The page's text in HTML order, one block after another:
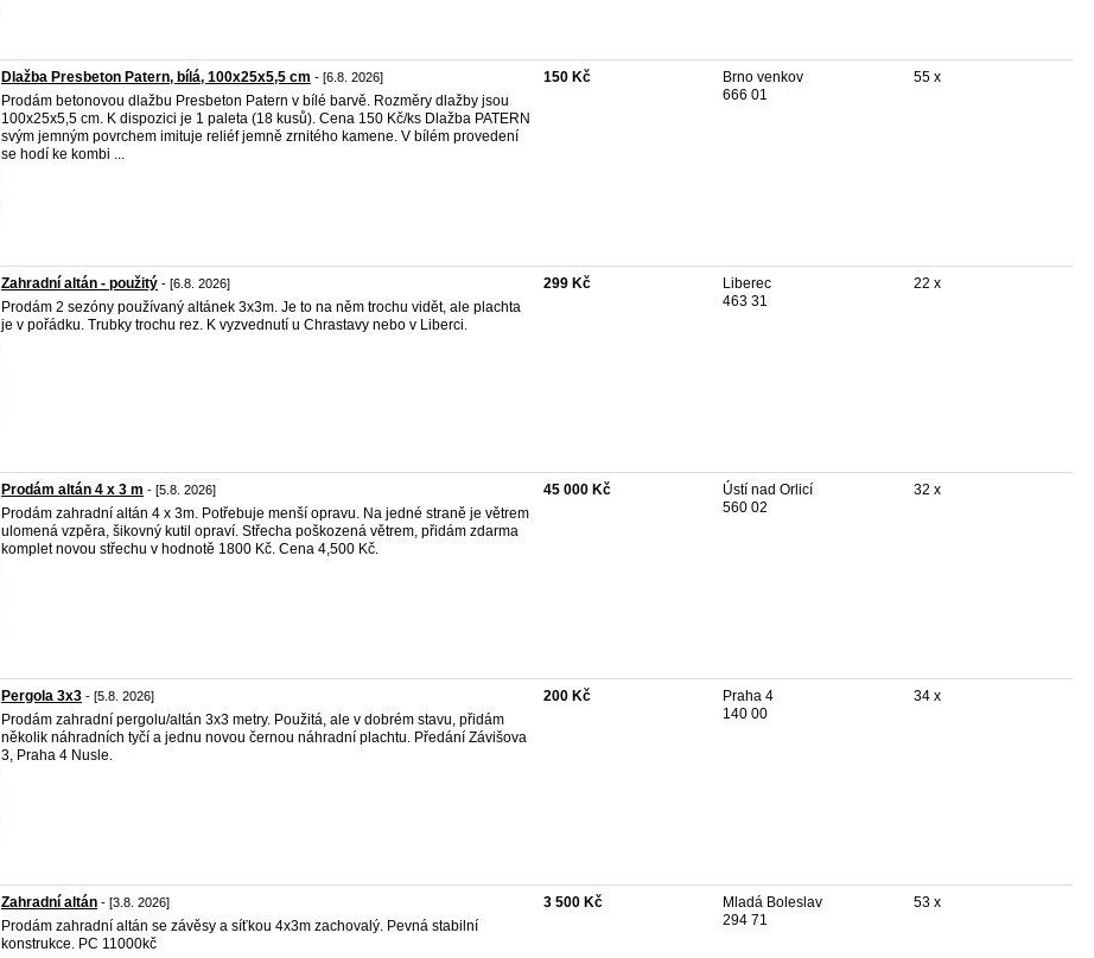
Dlažba Presbeton Patern, bílá, 100x25x5,5 cm - [6.8. 2026]
Prodám betonovou dlažbu Presbeton Patern v bílé barvě. Rozměry dlažby jsou
100x25x5,5 cm. K dispozici je 1 paleta (18 kusů). Cena 150 Kč/ks Dlažba PATERN
svým jemným povrchem imituje reliéf jemně zrnitého kamene. V bílém provedení
se hodí ke kombi ...
150 Kč
Brno venkov
666 01
55 x
Zahradní altán - použitý - [6.8. 2026]
Prodám 2 sezóny používaný altánek 3x3m. Je to na něm trochu vidět, ale plachta
je v pořádku. Trubky trochu rez. K vyzvednutí u Chrastavy nebo v Liberci.
299 Kč
Liberec
463 31
22 x
Prodám altán 4 x 3 m - [5.8. 2026]
Prodám zahradní altán 4 x 3m. Potřebuje menší opravu. Na jedné straně je větrem
ulomená vzpěra, šikovný kutil opraví. Střecha poškozená větrem, přidám zdarma
komplet novou střechu v hodnotě 1800 Kč. Cena 4,500 Kč.
45 000 Kč
Ústí nad Orlicí
560 02
32 x
Pergola 3x3 - [5.8. 2026]
Prodám zahradní pergolu/altán 3x3 metry. Použitá, ale v dobrém stavu, přidám
několik náhradních tyčí a jednu novou černou náhradní plachtu. Předání Závišova
3, Praha 4 Nusle.
200 Kč
Praha 4
140 00
34 x
Zahradní altán - [3.8. 2026]
Prodám zahradní altán se závěsy a síťkou 4x3m zachovalý. Pevná stabilní
konstrukce. PC 11000kč
3 500 Kč
Mladá Boleslav
294 71
53 x